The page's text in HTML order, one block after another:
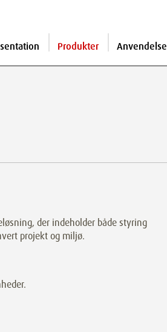
Produkter Anvendelse
der indeholder både styring
projekt og miljø.